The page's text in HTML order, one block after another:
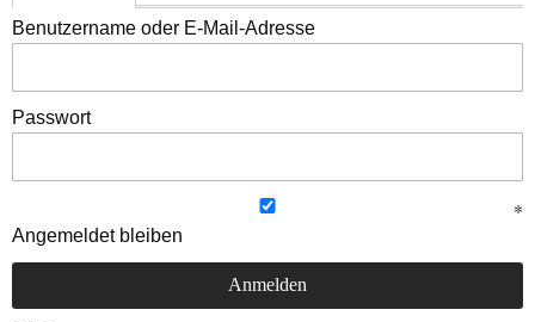
Benutzername oder E-Mail-Adresse
Passwort
Angemeldet bleiben